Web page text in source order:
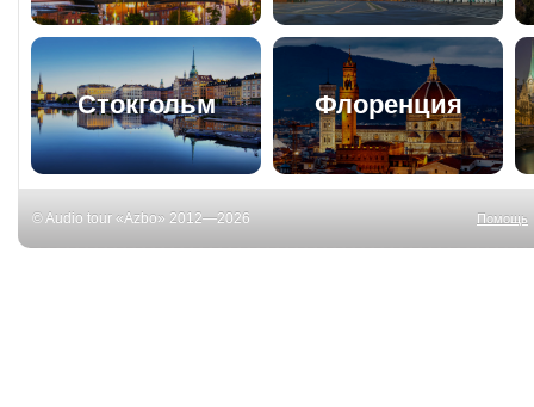
Стокгольм Флоренция
Помощь
© Audio tour «Azbo» 2012—2026